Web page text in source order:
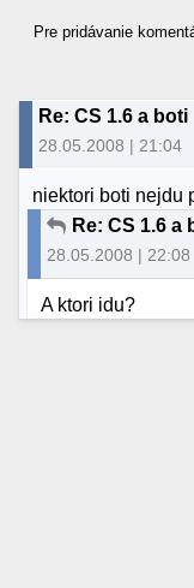
Pre pridávanie
Re: CS 1.6 a boti
28.05.2008 | 21:04
niektori boti nejdu
Re: CS 1.6 a
28.05.2008 | 22:08
A ktori idu?